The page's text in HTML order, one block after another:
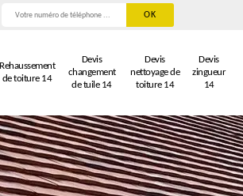
Rehaussement
de toiture 14
Devis
changement
de tuile 14
Devis
nettoyage de
toiture 14
Devis
zingueur
14